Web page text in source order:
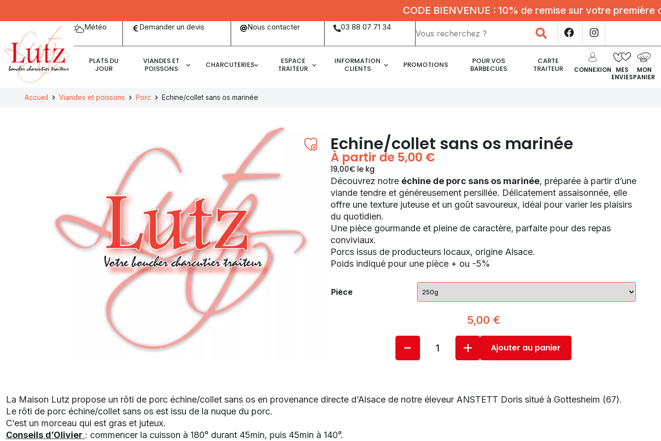
CODE BIENVENUE : 10% de remise sur votre première
Météo Demander un devis Nous contacter 03 88 07 71 34
clés
Rechercher
PLATS DU
JOUR
VIANDES ET
POISSONS
CHARCUTERIES
ESPACE
TRAITEUR
INFORMATION
CLIENTS
PROMOTIONS
POUR VOS
BARBECUES
CARTE
TRAITEUR
CONNEXION
MES
ENVIES
MON
PANIER
Accueil Viandes et poissons Porc Echine/collet sans os marinée
Echine/collet sans os marinée
À partir de 5,00 €
19,00€ le kg
Découvrez notre échine de porc sans os marinée, préparée à partir d’une
viande tendre et généreusement persillée. Délicatement assaisonnée, elle
offre une texture juteuse et un goût savoureux, idéal pour varier les plaisirs
du quotidien.
Une pièce gourmande et pleine de caractère, parfaite pour des repas
conviviaux.
Porcs issus de producteurs locaux, origine Alsace.
Poids indiqué pour une pièce + ou -5%
Pièce
5,00 €
- + Ajouter au panier
La Maison Lutz propose un rôti de porc échine/collet sans os en provenance directe d’Alsace de notre éleveur ANSTETT Doris situé à Gottesheim (67).
Le rôti de porc échine/collet sans os est issu de la nuque du porc.
C’est un morceau qui est gras et juteux.
Conseils d’Olivier : commencer la cuisson à 180° durant 45min, puis 45min à 140°.